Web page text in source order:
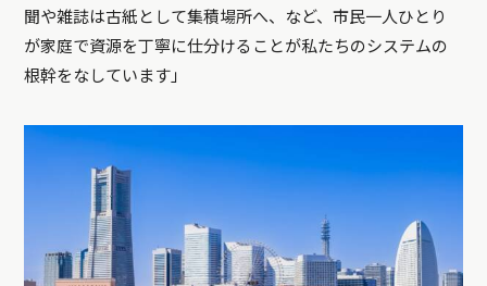
聞や雑誌は古紙として集積場所へ、など、市民一人ひとり
が家庭で資源を丁寧に仕分けることが私たちのシステムの
根幹をなしています」